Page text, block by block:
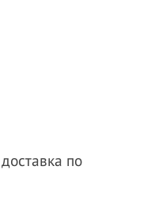
по